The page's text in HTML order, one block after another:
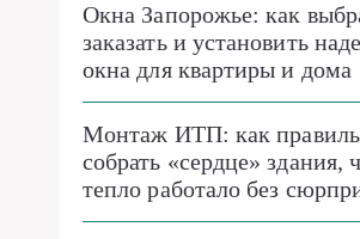
Окна Запорожье: как
заказать и установить
окна для квартиры и дома
Монтаж ИТП: как
собрать «сердце» здания,
тепло работало без